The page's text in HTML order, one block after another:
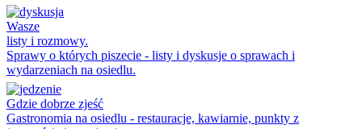
Wasze
listy i rozmowy.
Sprawy o których piszecie - listy i dyskusje o sprawach i
wydarzeniach na osiedlu.
Gdzie dobrze zjeść
Gastronomia na osiedlu - restauracje, kawiarnie, punkty z